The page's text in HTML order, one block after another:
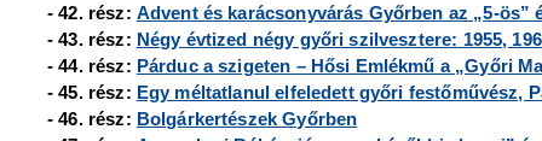
- 42. rész: Advent és karácsonyvárás Győrben az „5-ös”
- 43. rész: Négy évtized négy győri szilvesztere: 1955,
- 44. rész: Párduc a szigeten – Hősi Emlékmű a „Győri
- 45. rész: Egy méltatlanul elfeledett győri festőművész,
- 46. rész: Bolgárkertészek Győrben